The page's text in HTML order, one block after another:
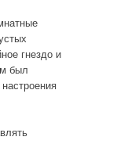
гнездо и
был